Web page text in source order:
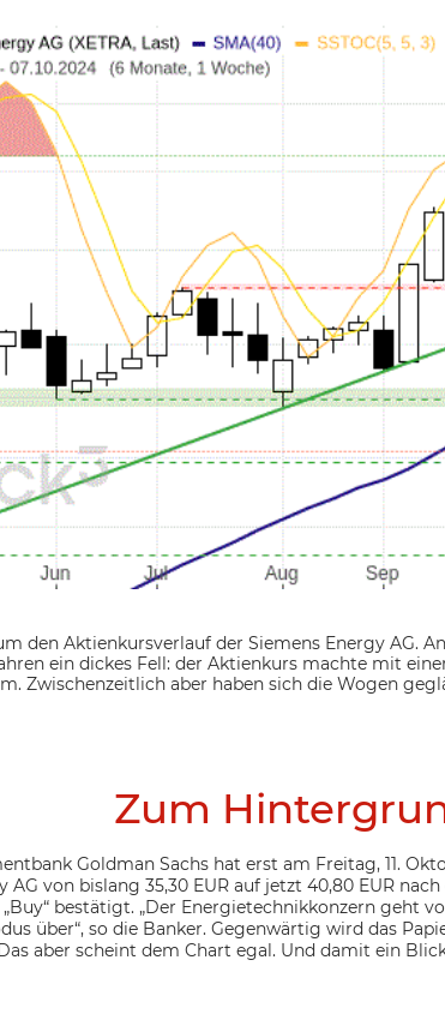
den Aktienkursverlauf der Siemens Energy AG.
ein dickes Fell: der Aktienkurs machte mit
Zwischenzeitlich aber haben sich die Wogen
Zum
Goldman Sachs hat erst am Freitag, 11.
AG von bislang 35,30 EUR auf jetzt 40,80 EUR
bestätigt. „Der Energietechnikkonzern geht
über“, so die Banker. Gegenwärtig wird das
aber scheint dem Chart egal. Und damit ein